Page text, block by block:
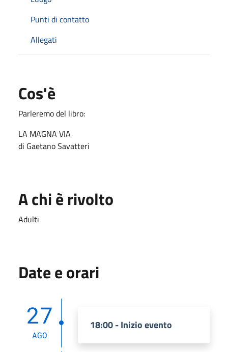
Punti di contatto
Allegati
Cos'è
Parleremo del libro:
LA MAGNA VIA
di Gaetano Savatteri
A chi è rivolto
Adulti
Date e orari
27
AGO
18:00 - Inizio evento